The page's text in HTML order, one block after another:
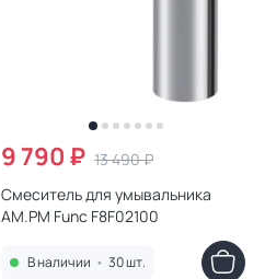
9 790 ₽ 13 490 ₽
Смеситель для умывальника
AM.PM Func F8F02100
В наличии • 30 шт.